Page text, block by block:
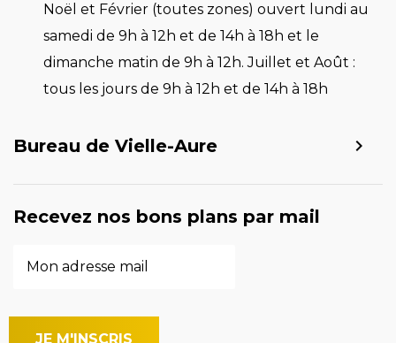
Noël et Février (toutes zones) ouvert lundi au
samedi de 9h à 12h et de 14h à 18h et le
dimanche matin de 9h à 12h. Juillet et Août :
tous les jours de 9h à 12h et de 14h à 18h
Bureau de Vielle-Aure
Recevez nos bons plans par mail